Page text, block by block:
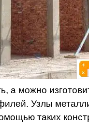
а можно
Узлы
таких